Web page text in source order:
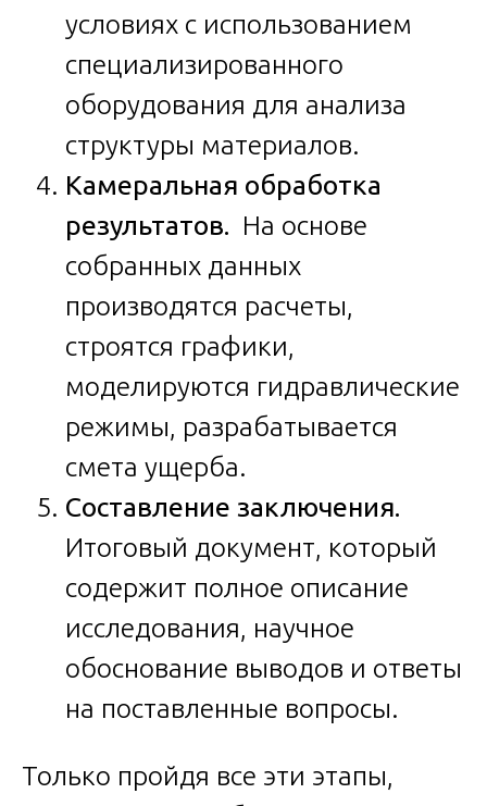
условиях с использованием
специализированного
оборудования для анализа
структуры материалов.
Камеральная обработка
результатов. На основе
собранных данных
производятся расчеты,
строятся графики,
моделируются гидравлические
режимы, разрабатывается
смета ущерба.
Составление заключения.
Итоговый документ, который
содержит полное описание
исследования, научное
обоснование выводов и ответы
на поставленные вопросы.
Только пройдя все эти этапы,